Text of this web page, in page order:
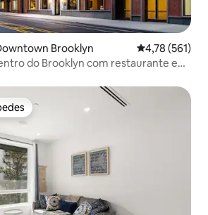
Brooklyn 4,78 de uma
4,78 (561)
do Brooklyn com restaurante e